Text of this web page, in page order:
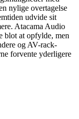
nylige overtagelse
udvide sit
Atacama Audio
blot at opfylde, men
og AV-rack-
forvente yderligere